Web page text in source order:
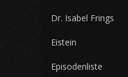
Dr. Isabel Frings
Eistein
Episodenliste